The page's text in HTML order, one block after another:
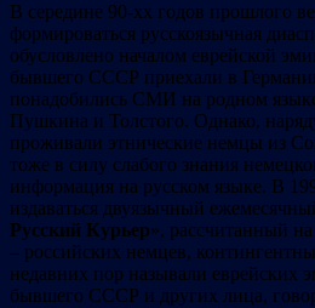
В середине 90-хх годов прошлого
формироваться русскоязычная
обусловлено началом еврейской
бывшего СССР приехали в
понадобились СМИ на родном
Пушкина и Толстого. Однако,
проживали этнические немцы из
тоже в силу слабого знания
информация на русском языке. В
издаваться двуязычный
Русский Курьер», рассчитанный
– российских немцев,
недавних пор называли еврейских
бывшего СССР и других лица,